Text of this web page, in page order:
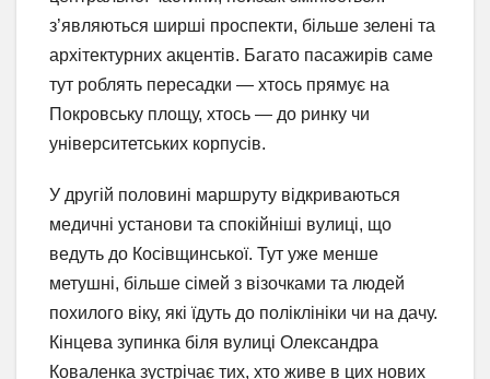
з’являються ширші проспекти, більше зелені та
архітектурних акцентів. Багато пасажирів саме
тут роблять пересадки — хтось прямує на
Покровську площу, хтось — до ринку чи
університетських корпусів.
У другій половині маршруту відкриваються
медичні установи та спокійніші вулиці, що
ведуть до Косівщинської. Тут уже менше
метушні, більше сімей з візочками та людей
похилого віку, які їдуть до поліклініки чи на дачу.
Кінцева зупинка біля вулиці Олександра
Коваленка зустрічає тих, хто живе в цих нових